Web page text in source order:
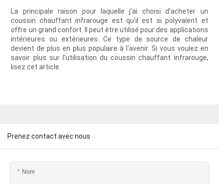
La principale raison pour laquelle j'ai choisi d'acheter un
coussin chauffant infrarouge est qu'il est si polyvalent et
offre un grand confort. Il peut être utilisé pour des applications
intérieures ou extérieures. Ce type de source de chaleur
devient de plus en plus populaire à l'avenir. Si vous voulez en
savoir plus sur l'utilisation du coussin chauffant infrarouge,
lisez cet article.
Prenez contact avec nous
Nom